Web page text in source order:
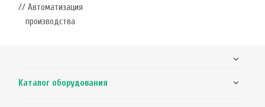
// Автоматизация
производства
Каталог оборудования